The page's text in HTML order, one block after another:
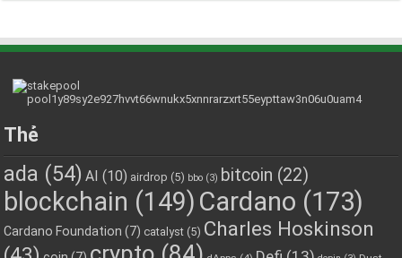
Thẻ
ada (54) AI (10) airdrop (5) bbo (3) bitcoin (22)
blockchain (149) Cardano (173)
Cardano Foundation (7) catalyst (5) Charles Hoskinson